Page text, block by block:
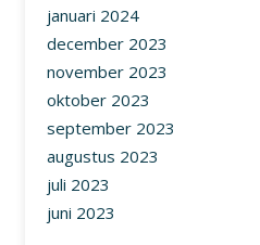
januari 2024
december 2023
november 2023
oktober 2023
september 2023
augustus 2023
juli 2023
juni 2023